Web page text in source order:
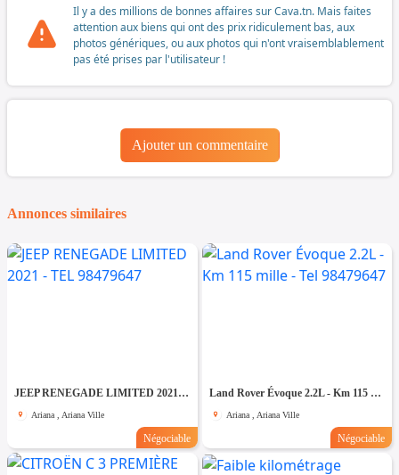
Il y a des millions de bonnes affaires sur Cava.tn. Mais faites
attention aux biens qui ont des prix ridiculement bas, aux
photos génériques, ou aux photos qui n'ont vraisemblablement
pas été prises par l'utilisateur !
Ajouter un commentaire
Annonces similaires
JEEP RENEGADE LIMITED 2021 - TEL 98479647
Ariana , Ariana Ville
Négociable
Land Rover Évoque 2.2L - Km 115 mille - Tel 98479647
Ariana , Ariana Ville
Négociable